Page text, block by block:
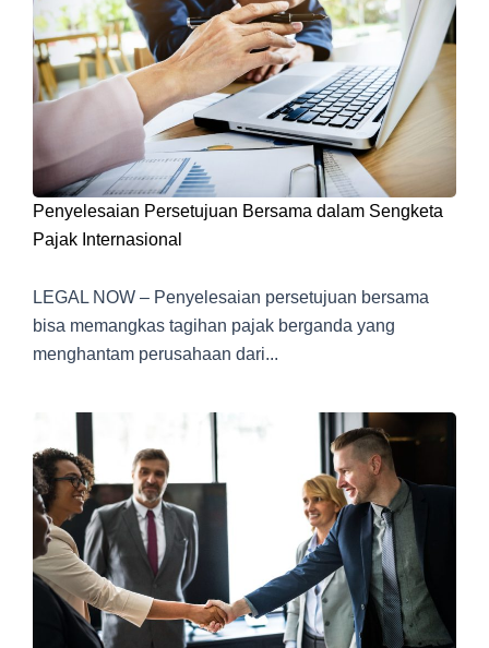
Penyelesaian Persetujuan Bersama dalam Sengketa
Pajak Internasional
LEGAL NOW – Penyelesaian persetujuan bersama
bisa memangkas tagihan pajak berganda yang
menghantam perusahaan dari...